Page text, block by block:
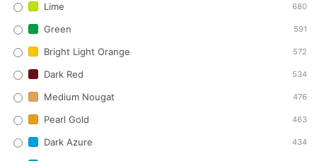
Lime 680
Green 591
Bright Light Orange 572
Dark Red 534
Medium Nougat 476
Pearl Gold 463
Dark Azure 434